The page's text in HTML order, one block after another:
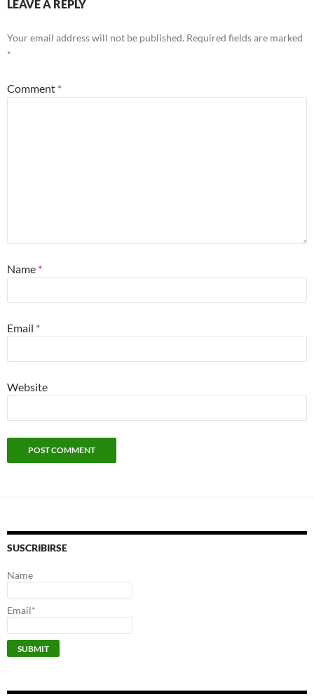
LEAVE A REPLY
Your email address will not be published. Required fields are marked
*
Comment *
Name *
Email *
Website
SUSCRIBIRSE
Name
Email*